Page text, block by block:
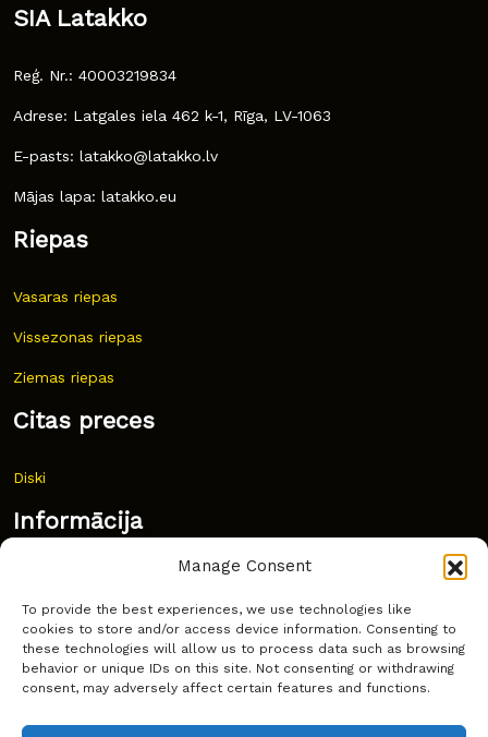
Manage Consent
To provide the best experiences, we use technologies like
cookies to store and/or access device information. Consenting to
these technologies will allow us to process data such as browsing
behavior or unique IDs on this site. Not consenting or withdrawing
consent, may adversely affect certain features and functions.
SIA Latakko
Reģ. Nr.: 40003219834
Adrese: Latgales iela 462 k-1, Rīga, LV-1063
E-pasts: latakko@latakko.lv
Mājas lapa: latakko.eu
Riepas
Vasaras riepas
Vissezonas riepas
Ziemas riepas
Citas preces
Diski
Informācija
Bieži uzdoti jautājumi
Kur pirkt?
Sīkdatņu politika